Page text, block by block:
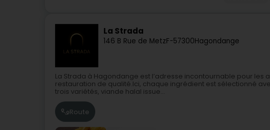
La Strada
146 B Rue de MetzF-57300Hagondange
La Strada à Hagondange est l’adresse incontournable pour les
restauration de qualité.Ici, chaque ingrédient est sélectionné
trois variétés, viande halal issue...
Route